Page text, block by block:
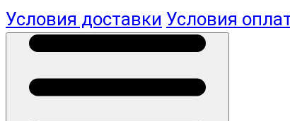
Условия доставки Условия